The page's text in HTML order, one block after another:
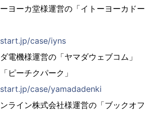
ヨーカ堂様運営の「イトーヨーカドー
case/iyns
電機様運営の「ヤマダウェブコム」
ピーチクパーク」
case/yamadadenki
ライン株式会社様運営の「ブックオフ